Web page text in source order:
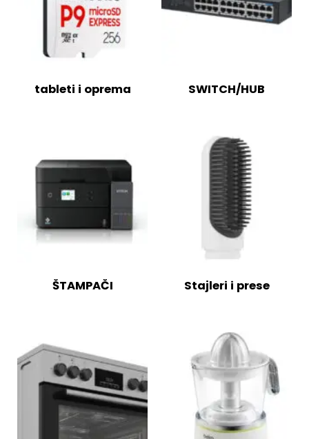
tableti i oprema SWITCH/HUB
ŠTAMPAČI Stajleri i prese